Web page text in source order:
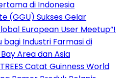
di Indonesia
(GGU) Sukses Gelar
European User Meetup”!
bagi Industri Farmasi di
Area dan Asia
Catat Guinness World